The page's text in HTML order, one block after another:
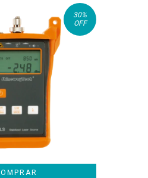
30%
OFF